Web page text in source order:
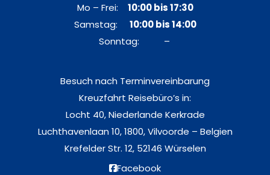
Mo – Frei: 10:00 bis 17:30
Samstag: 10:00 bis 14:00
Sonntag: –
Besuch nach Terminvereinbarung
Kreuzfahrt Reisebüro’s in:
Locht 40, Niederlande Kerkrade
Luchthavenlaan 10, 1800, Vilvoorde – Belgien
Krefelder Str. 12, 52146 Würselen
Facebook